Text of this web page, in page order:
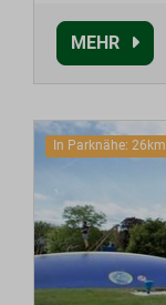
MEHR
In Parknähe: 26km